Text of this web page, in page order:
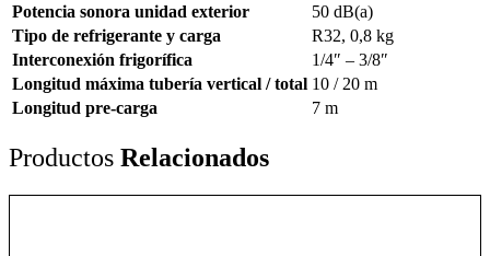
Potencia sonora unidad exterior
50 dB(a)
Tipo de refrigerante y carga
R32, 0,8 kg
Interconexión frigorífica
1/4″ – 3/8″
Longitud máxima tubería vertical / total 10 / 20 m
Longitud pre-carga
7 m
Productos Relacionados